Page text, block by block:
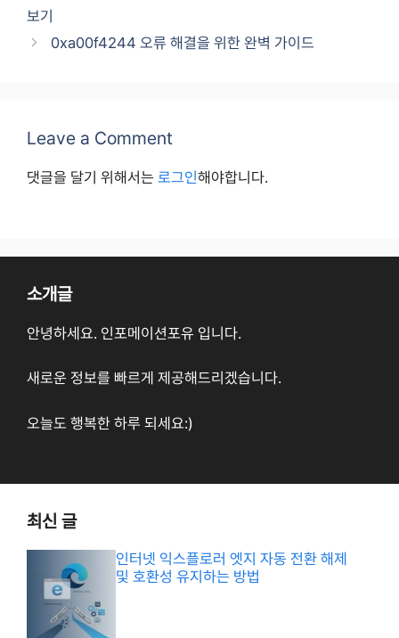
보기
0xa00f4244 오류 해결을 위한 완벽 가이드
Leave a Comment
댓글을 달기 위해서는 로그인해야합니다.
소개글
안녕하세요. 인포메이션포유 입니다.
새로운 정보를 빠르게 제공해드리겠습니다.
오늘도 행복한 하루 되세요:)
최신 글
인터넷 익스플로러 엣지 자동 전환 해제
및 호환성 유지하는 방법